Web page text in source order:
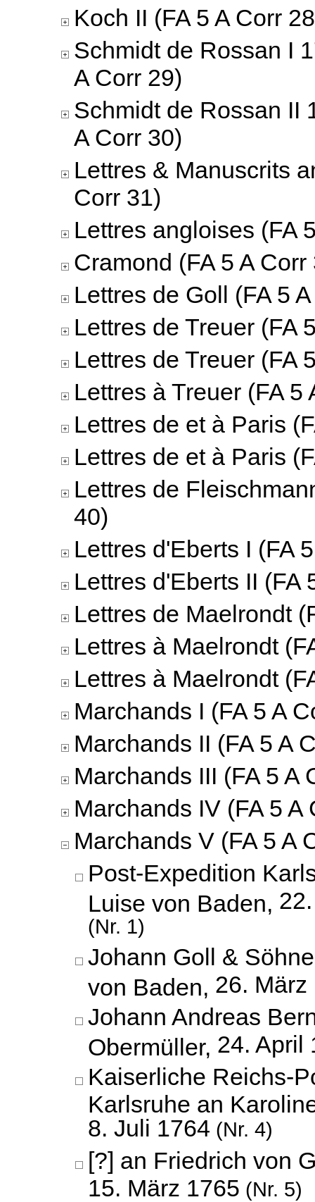
Koch II (FA 5 A Corr
Schmidt de Rossan I
A Corr 29)
Schmidt de Rossan II
A Corr 30)
Lettres & Manuscrits
Corr 31)
Lettres angloises (FA
Cramond (FA 5 A Corr
Lettres de Goll (FA 5
Lettres de Treuer (FA
Lettres de Treuer (FA
Lettres à Treuer (FA 5
Lettres de et à Paris
Lettres de et à Paris
Lettres de
40)
Lettres d'Eberts I (FA
Lettres d'Eberts II (FA
Lettres de Maelrondt
Lettres à Maelrondt
Lettres à Maelrondt
Marchands I (FA 5 A
Marchands II (FA 5 A
Marchands III (FA 5 A
Marchands IV (FA 5 A
Marchands V (FA 5 A
Post-Expedition
Luise von Baden,
(Nr. 1)
Johann Goll &
von Baden, 26. März
Johann Andreas
Obermüller, 24. April
Kaiserliche Reichs-
Karlsruhe an
8. Juli 1764 (Nr. 4)
[?] an Friedrich von
15. März 1765 (Nr. 5)